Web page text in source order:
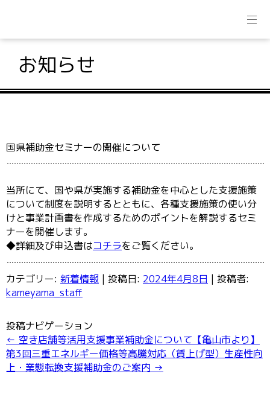
お知らせ
国県補助金セミナーの開催について
当所にて、国や県が実施する補助金を中心とした支援施策
について制度を説明するとともに、各種支援施策の使い分
けと事業計画書を作成するためのポイントを解説するセミ
ナーを開催します。
◆詳細及び申込書はコチラをご覧ください。
カテゴリー: 新着情報 | 投稿日: 2024年4月8日 | 投稿者:
kameyama_staff
投稿ナビゲーション
← 空き店舗等活用支援事業補助金について【亀山市より】
第3回三重エネルギー価格等高騰対応（賃上げ型）生産性向
上・業態転換支援補助金のご案内 →